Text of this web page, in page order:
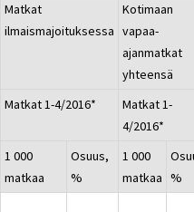
Matkat
ilmaismajoituksessa
Kotimaan
vapaa-
ajanmatkat
yhteensä
Matkat 1-4/2016*
Matkat 1-
4/2016*
1 000
matkaa
Osuus,
%
1 000
matkaa %